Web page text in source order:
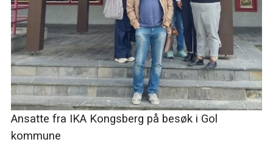
Ansatte fra IKA Kongsberg på besøk i Gol
kommune